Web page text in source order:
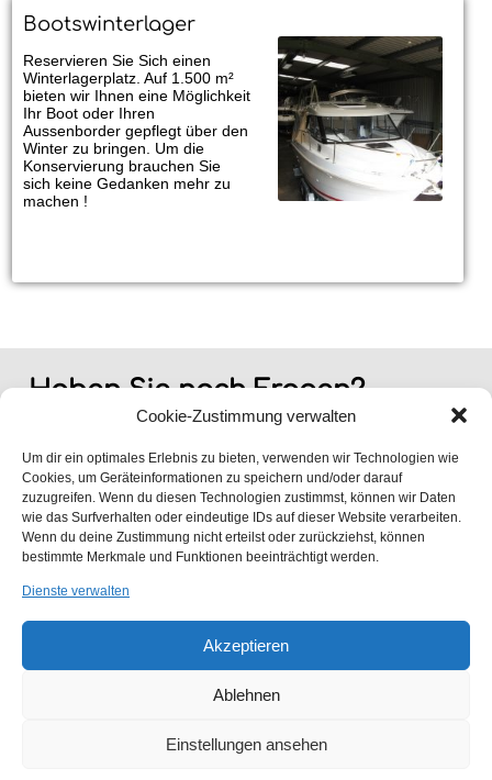
Cookie-Zustimmung verwalten
Um dir ein optimales Erlebnis zu bieten, verwenden wir Technologien wie
Cookies, um Geräteinformationen zu speichern und/oder darauf
zuzugreifen. Wenn du diesen Technologien zustimmst, können wir Daten
wie das Surfverhalten oder eindeutige IDs auf dieser Website verarbeiten.
Wenn du deine Zustimmung nicht erteilst oder zurückziehst, können
bestimmte Merkmale und Funktionen beeinträchtigt werden.
Dienste verwalten
Akzeptieren
Ablehnen
Einstellungen ansehen
Bootswinterlager
Reservieren Sie Sich einen
Winterlagerplatz. Auf 1.500 m²
bieten wir Ihnen eine Möglichkeit
Ihr Boot oder Ihren
Aussenborder gepflegt über den
Winter zu bringen. Um die
Konservierung brauchen Sie
sich keine Gedanken mehr zu
machen !
Haben Sie noch Fragen?
Produkten, rufen Sie uns einfach an oder nutzen Sie ganz unkompliziert
unser Kontaktformular. Wir melden uns dann umgehend bei Ihnen zurück.